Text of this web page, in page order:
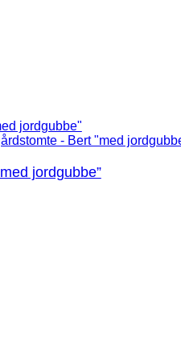
jordgubbe”